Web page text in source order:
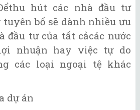
hút các nhà đầu tư
tuyên bố sẽ dành nhiều ưu
đầu tư của tất cảcác nước
nhuận hay việc tự do
các loại ngoại tệ khác
dự án